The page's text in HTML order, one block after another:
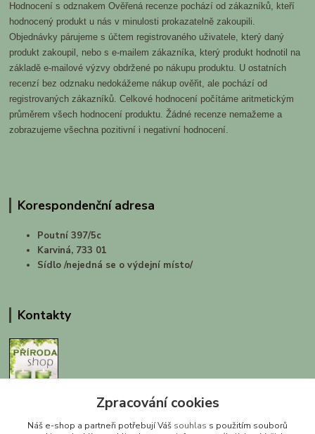
Hodnocení s odznakem Ověřená recenze pochází od zákazníků, kteří
hodnocený produkt u nás v minulosti prokazatelně zakoupili.
Objednávky párujeme s účtem registrovaného uživatele, který daný
produkt zakoupil, nebo s e-mailem zákazníka, který produkt hodnotil na
základě e-mailové výzvy obdržené po nákupu produktu. U ostatních
recenzí bez odznaku nedokážeme nákup ověřit, ale pochází od
registrovaných zákazníků. Celkové hodnocení počítáme aritmetickým
průměrem všech hodnocení produktu. Žádné recenze nemažeme a
zobrazujeme všechna pozitivní i negativní hodnocení.
Korespondenční adresa
Poutní 397/5c
Karviná, 733 01
Sídlo /nejedná se o výdejní místo/
Kontakty
Zpracování cookies
Náš e-shop a partneři potřebují Váš souhlas s použitím souborů